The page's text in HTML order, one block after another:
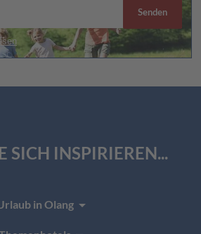
SICH INSPIRIEREN...
in Olangarrow_drop_down